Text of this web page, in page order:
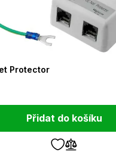
Protector
Přidat do košíku